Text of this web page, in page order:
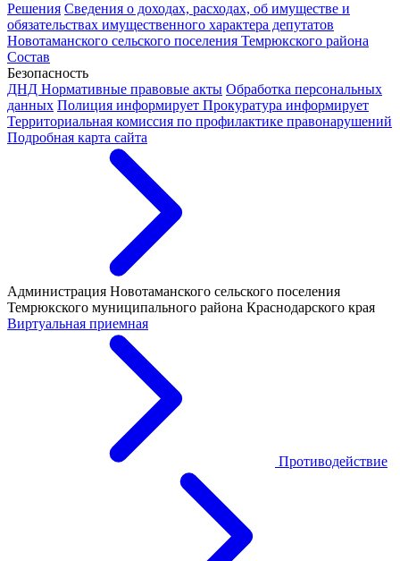
Решения Сведения о доходах, расходах, об имуществе и
обязательствах имущественного характера депутатов
Новотаманского сельского поселения Темрюкского района
Состав
Безопасность
ДНД Нормативные правовые акты Обработка персональных
данных Полиция информирует Прокуратура информирует
Территориальная комиссия по профилактике правонарушений
Подробная карта сайта
Администрация Новотаманского сельского поселения
Темрюкского муниципального района Краснодарского края
Виртуальная приемная
Противодействие